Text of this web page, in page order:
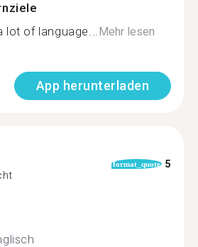
lot of language...Mehr lesen
App herunterladen
format_quote 5